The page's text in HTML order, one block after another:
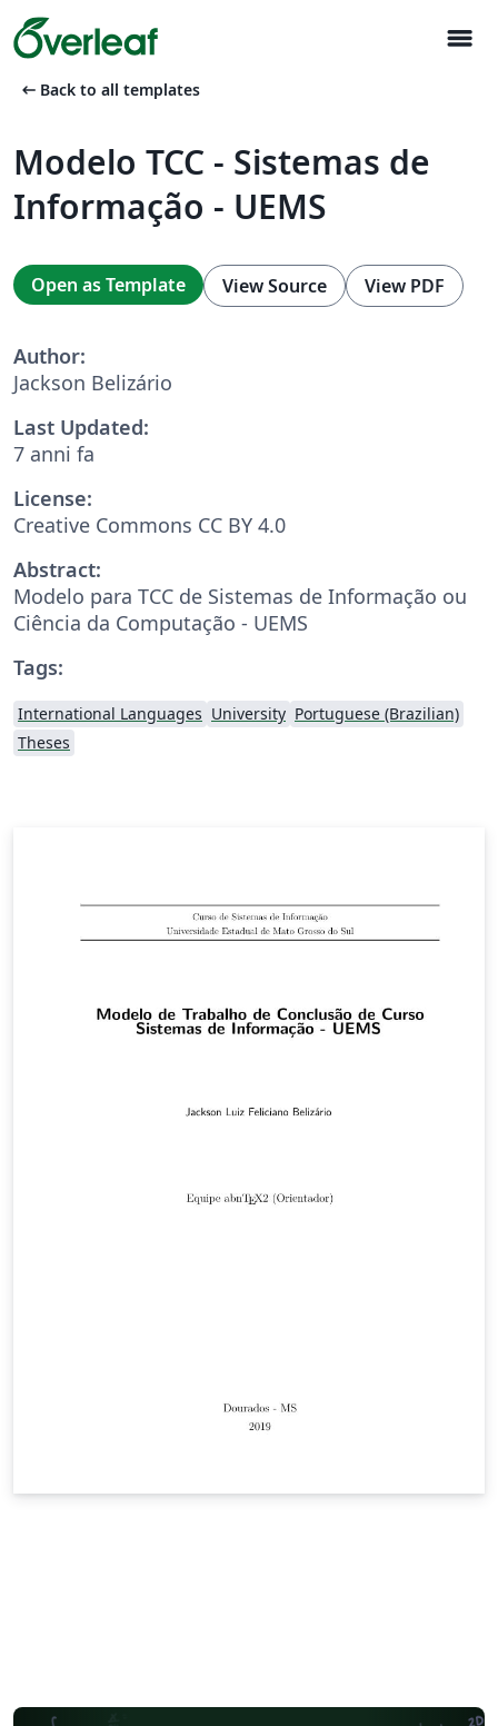
menu
arrow_left_alt Back to all templates
Modelo TCC - Sistemas de
Informação - UEMS
Open as Template View Source View PDF
Author:
Jackson Belizário
Last Updated:
7 anni fa
License:
Creative Commons CC BY 4.0
Abstract:
Modelo para TCC de Sistemas de Informação ou
Ciência da Computação - UEMS
Tags:
International Languages University Portuguese (Brazilian)
Theses